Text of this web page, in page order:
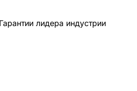
Гарантии лидера индустрии